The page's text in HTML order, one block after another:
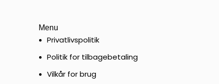
Menu
Privatlivspolitik
Politik for tilbagebetaling
Vilkår for brug